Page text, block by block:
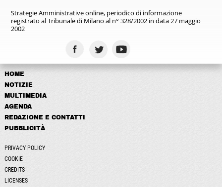
Strategie Amministrative online, periodico di informazione
registratoal Tribunale di Milano al n° 328/2002 in data 27 maggio
2002
HOME
NOTIZIE
MULTIMEDIA
AGENDA
REDAZIONE E CONTATTI
PUBBLICITÀ
PRIVACY POLICY
COOKIE
CREDITS
LICENSES